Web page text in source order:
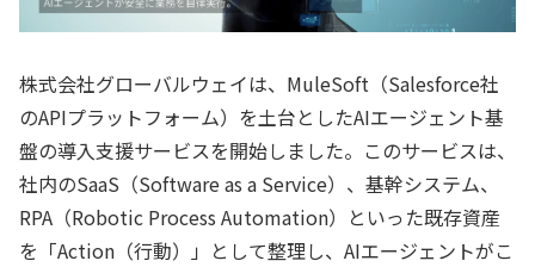
株式会社グローバルウェイは、MuleSoft（Salesforce社
のAPIプラットフォーム）を土台としたAIエージェント基
盤の導入支援サービスを開始しました。このサービスは、
社内のSaaS（Software as a Service）、基幹システム、
RPA（Robotic Process Automation）といった既存資産
を「Action（行動）」として整理し、AIエージェントがこ